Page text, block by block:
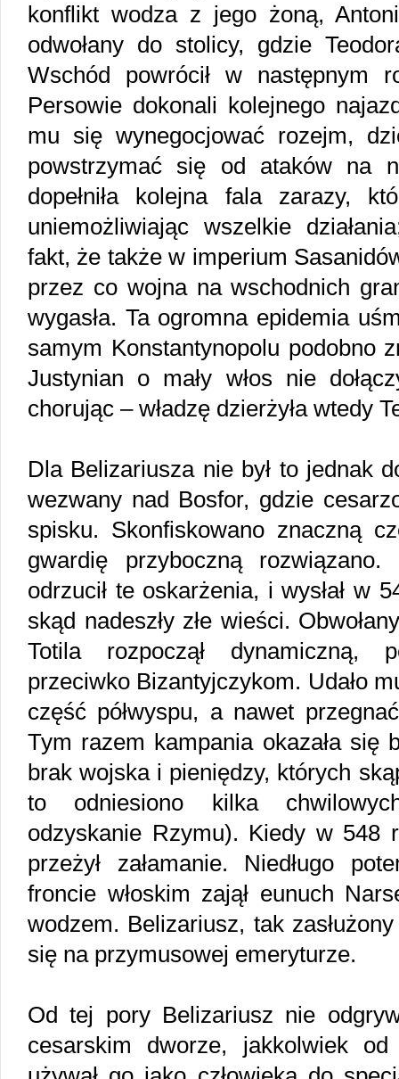
konflikt wodza z jego żoną,
odwołany do stolicy, gdzie
Wschód powrócił w następnym
Persowie dokonali kolejnego
mu się wynegocjować rozejm,
powstrzymać się od ataków na
dopełniła kolejna fala zarazy,
uniemożliwiając wszelkie
fakt, że także w imperium
przez co wojna na wschodnich
wygasła. Ta ogromna epidemia
samym Konstantynopolu podobno
Justynian o mały włos nie
chorując – władzę dzierżyła wtedy
Dla Belizariusza nie był to jednak
wezwany nad Bosfor, gdzie
spisku. Skonfiskowano znaczną
gwardię przyboczną rozwiązano.
odrzucił te oskarżenia, i wysłał w
skąd nadeszły złe wieści.
Totila rozpoczął dynamiczną,
przeciwko Bizantyjczykom. Udało
część półwyspu, a nawet
Tym razem kampania okazała się
brak wojska i pieniędzy, których
to odniesiono kilka
odzyskanie Rzymu). Kiedy w 548
przeżył załamanie. Niedługo
froncie włoskim zajął eunuch
wodzem. Belizariusz, tak
się na przymusowej emeryturze.
Od tej pory Belizariusz nie
cesarskim dworze, jakkolwiek